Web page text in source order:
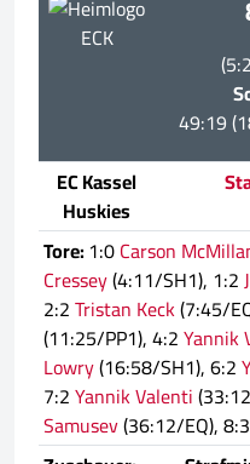
ECK
49:19
EC Kassel
Huskies
Tore:1:0Carson
Cressey(4:11/SH1), 1:2
2:2Tristan Keck(7:45/
(11:25/PP1), 4:2Yannik
Lowry(16:58/SH1), 6:2
7:2Yannik Valenti
Samusev(36:12/EQ), 8:3